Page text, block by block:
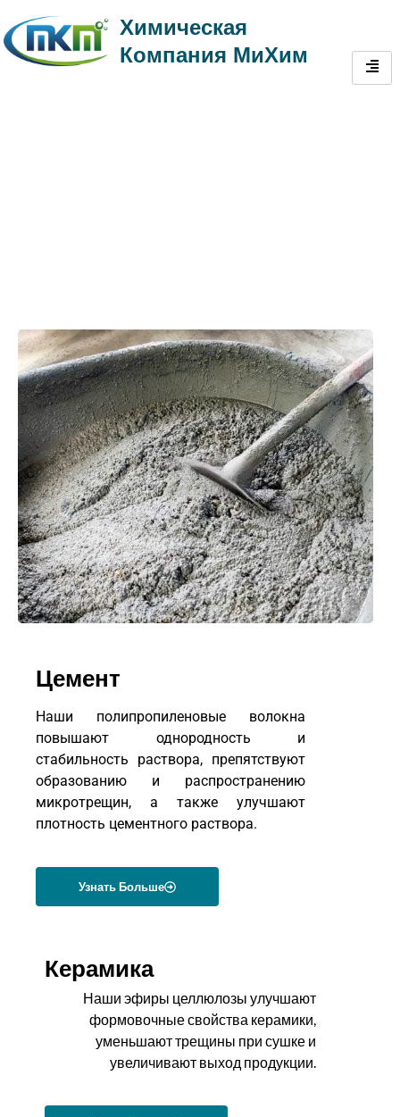
Химическая
Компания МиХим
Керамика
Наши эфиры целлюлозы улучшают
формовочные свойства керамики,
уменьшают трещины при сушке и
увеличивают выход продукции.
Цемент
Наши полипропиленовые волокна
повышают однородность и
стабильность раствора, препятствуют
образованию и распространению
микротрещин, а также улучшают
плотность цементного раствора.
Узнать Больше